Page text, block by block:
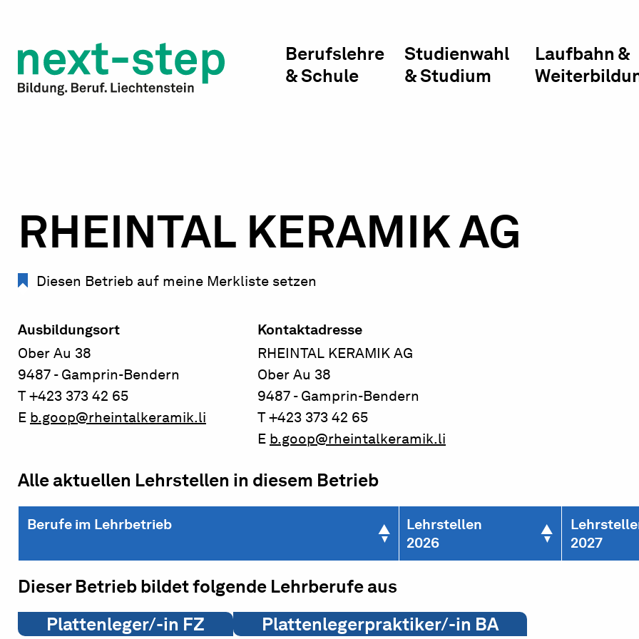
Laufbahn & Weiterbildung
Beratung & Unterstützung
Berufslehre
& Schule
Studienwahl
& Studium
Laufbahn &
RHEINTAL KERAMIK AG
Diesen Betrieb auf meine Merkliste setzen
Ausbildungsort
Ober Au 38
9487 - Gamprin-Bendern
T +423 373 42 65
E b.goop@rheintalkeramik.li
Kontaktadresse
RHEINTAL KERAMIK AG
Ober Au 38
9487 - Gamprin-Bendern
T +423 373 42 65
E b.goop@rheintalkeramik.li
Alle aktuellen Lehrstellen in diesem Betrieb
Berufe im Lehrbetrieb
Lehrstellen
2026
2027
Dieser Betrieb bildet folgende Lehrberufe aus
Plattenleger/-in FZ
Plattenlegerpraktiker/-in BA